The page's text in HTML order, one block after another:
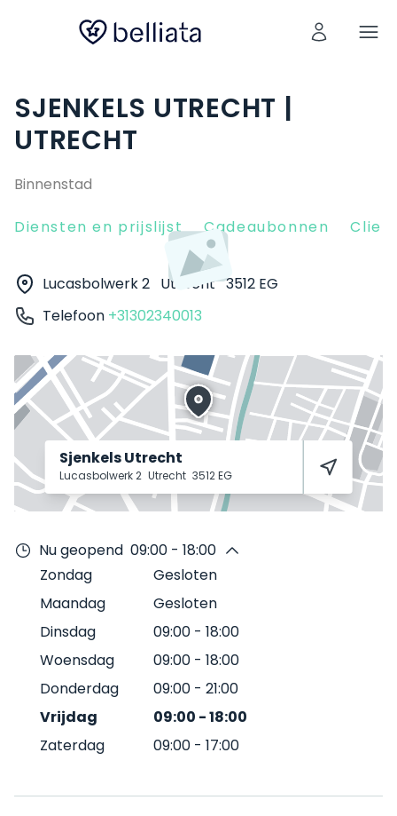
SJENKELS UTRECHT |
UTRECHT
Binnenstad
Diensten en prijslijst Cadeaubonnen
Lucasbolwerk 2 Utrecht 3512 EG
Telefoon +31302340013
Sjenkels Utrecht
Lucasbolwerk 2 Utrecht 3512 EG
Nu geopend 09:00 - 18:00
Zondag
Gesloten
Maandag
Gesloten
Dinsdag
09:00 - 18:00
Woensdag
09:00 - 18:00
Donderdag
09:00 - 21:00
Vrijdag
09:00 -18:00
Zaterdag
09:00 - 17:00